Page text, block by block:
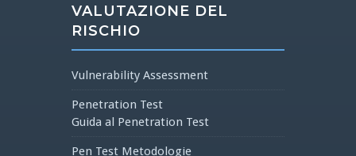
VALUTAZIONE DEL
RISCHIO
Vulnerability Assessment
Penetration Test
Guida al Penetration Test
Pen Test Metodologie